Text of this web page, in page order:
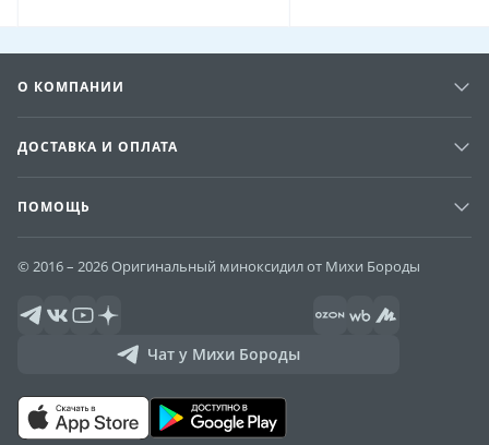
О КОМПАНИИ
ДОСТАВКА И ОПЛАТА
ПОМОЩЬ
© 2016 – 2026 Оригинальный миноксидил от Михи Бороды
Чат у Михи Бороды